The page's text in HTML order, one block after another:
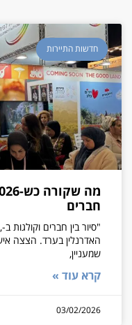
חדשות התיירות
חברים
האדרנלין בערד. הצצה
שמעניין,
קרא עוד »
03/02/2026